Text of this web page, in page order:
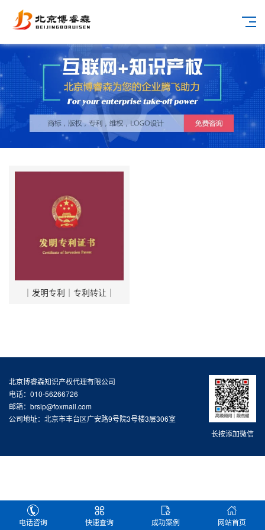
｜发明专利｜专利转让｜
长按添加微信
北京博睿森知识产权代理有限公司
电话：010-56266726
邮箱：brsip@foxmail.com
公司地址：北京市丰台区广安路9号院3号楼3层306室
电话咨询 快速查询 成功案例 网站首页